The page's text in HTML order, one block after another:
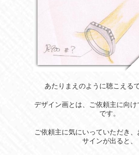
あたりまえのように聴こえる
デザイン画とは、ご依頼主に向
です。
ご依頼主に気にいっていただき、
サインが出ると、